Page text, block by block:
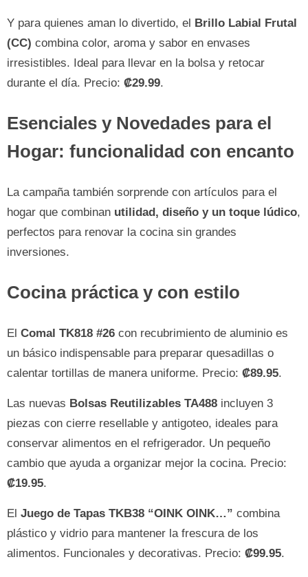
Y para quienes aman lo divertido, el Brillo Labial Frutal
(CC) combina color, aroma y sabor en envases
irresistibles. Ideal para llevar en la bolsa y retocar
durante el día. Precio: ₡29.99.
Esenciales y Novedades para el
Hogar: funcionalidad con encanto
La campaña también sorprende con artículos para el
hogar que combinan utilidad, diseño y un toque lúdico,
perfectos para renovar la cocina sin grandes
inversiones.
Cocina práctica y con estilo
El Comal TK818 #26 con recubrimiento de aluminio es
un básico indispensable para preparar quesadillas o
calentar tortillas de manera uniforme. Precio: ₡89.95.
Las nuevas Bolsas Reutilizables TA488 incluyen 3
piezas con cierre resellable y antigoteo, ideales para
conservar alimentos en el refrigerador. Un pequeño
cambio que ayuda a organizar mejor la cocina. Precio:
₡19.95.
El Juego de Tapas TKB38 “OINK OINK…” combina
plástico y vidrio para mantener la frescura de los
alimentos. Funcionales y decorativas. Precio: ₡99.95.